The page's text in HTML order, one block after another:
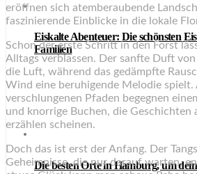
Eiskalte Abenteuer: Die schönsten
Familien
Die besten Orte in Hamburg, um
eröffnen sich atemberaubende
faszinierende Einblicke in die lokale
Schon der erste Schritt in den Forst
Alltags verblassen. Der sanfte Duft
die Luft, während das gedämpfte
Wind eine beruhigende Melodie spielt.
verschlungenen Pfaden begegnen
und knorrige Buchen, die Geschichten
erzählen scheinen.
Doch das ist erst der Anfang. Der
Geheimnisse, die nur darauf warten,